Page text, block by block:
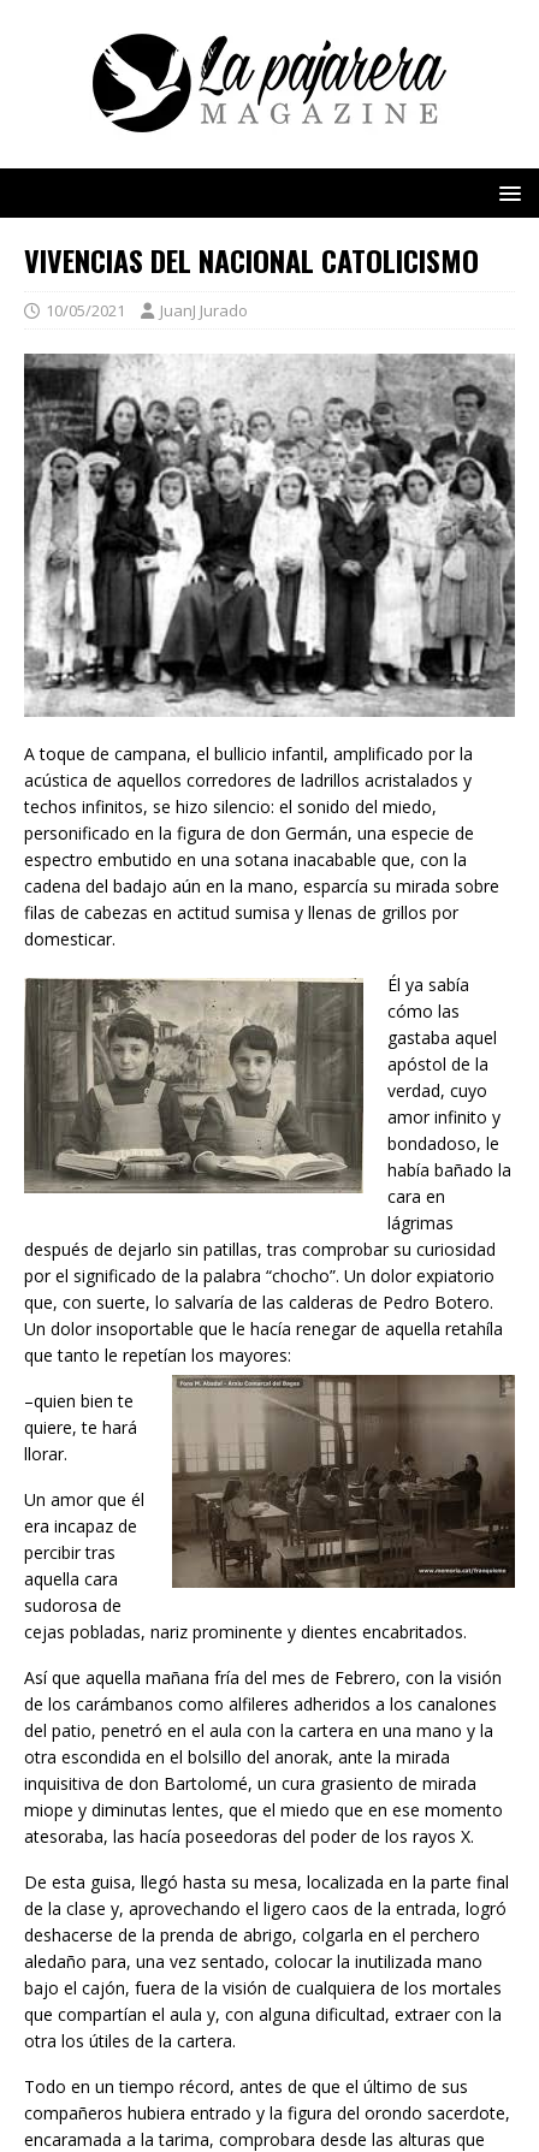
VIVENCIAS DEL NACIONAL CATOLICISMO
10/05/2021 JuanJ Jurado
A toque de campana, el bullicio infantil, amplificado por la
acústica de aquellos corredores de ladrillos acristalados y
techos infinitos, se hizo silencio: el sonido del miedo,
personificado en la figura de don Germán, una especie de
espectro embutido en una sotana inacabable que, con la
cadena del badajo aún en la mano, esparcía su mirada sobre
filas de cabezas en actitud sumisa y llenas de grillos por
domesticar.
Él ya sabía
cómo las
gastaba aquel
apóstol de la
verdad, cuyo
amor infinito y
bondadoso, le
había bañado la
cara en
lágrimas
después de dejarlo sin patillas, tras comprobar su curiosidad
por el significado de la palabra “chocho”. Un dolor expiatorio
que, con suerte, lo salvaría de las calderas de Pedro Botero.
Un dolor insoportable que le hacía renegar de aquella retahíla
que tanto le repetían los mayores:
–quien bien te
quiere, te hará
llorar.
Un amor que él
era incapaz de
percibir tras
aquella cara
sudorosa de
cejas pobladas, nariz prominente y dientes encabritados.
Así que aquella mañana fría del mes de Febrero, con la visión
de los carámbanos como alfileres adheridos a los canalones
del patio, penetró en el aula con la cartera en una mano y la
otra escondida en el bolsillo del anorak, ante la mirada
inquisitiva de don Bartolomé, un cura grasiento de mirada
miope y diminutas lentes, que el miedo que en ese momento
atesoraba, las hacía poseedoras del poder de los rayos X.
De esta guisa, llegó hasta su mesa, localizada en la parte final
de la clase y, aprovechando el ligero caos de la entrada, logró
deshacerse de la prenda de abrigo, colgarla en el perchero
aledaño para, una vez sentado, colocar la inutilizada mano
bajo el cajón, fuera de la visión de cualquiera de los mortales
que compartían el aula y, con alguna dificultad, extraer con la
otra los útiles de la cartera.
Todo en un tiempo récord, antes de que el último de sus
compañeros hubiera entrado y la figura del orondo sacerdote,
encaramada a la tarima, comprobara desde las alturas que